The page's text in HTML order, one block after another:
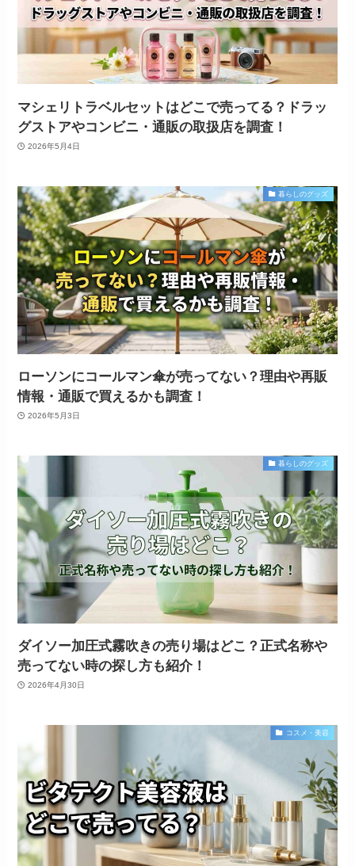
マシェリトラベルセットはどこで売ってる？ドラッ
グストアやコンビニ・通販の取扱店を調査！
2026年5月4日
暮らしのグッズ
ローソンにコールマン傘が売ってない？理由や再販
情報・通販で買えるかも調査！
2026年5月3日
暮らしのグッズ
ダイソー加圧式霧吹きの売り場はどこ？正式名称や
売ってない時の探し方も紹介！
2026年4月30日
コスメ・美容